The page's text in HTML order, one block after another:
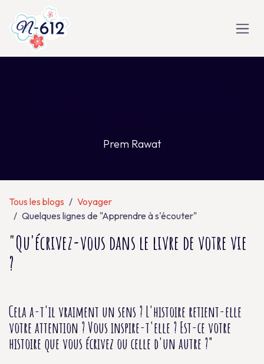
Se rendre au contenu
Prem Rawat
Tous les blogs
Voyager
Quelques lignes de "Apprendre à s'écouter"
"Qu'écrivez-vous dans le livre de votre vie
?
Cela a-t'il vraiment un sens ? L'histoire retient-elle
votre attention ? Vous inspire-t'elle ? Est-ce votre
histoire que vous écrivez ou celle d'un autre ?"